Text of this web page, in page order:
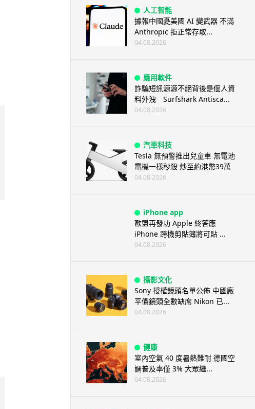
人工智能
據報中國憂美國 AI 變武器 不滿
Anthropic 拒正常存取...
04.08.2026
應用軟件
詐騙短訊源源不絕背後是個人資
料外洩 Surfshark Antisca...
04.08.2026
汽車科技
Tesla 無預警推出兒童車 無電池
電機一樣秒殺 炒至約港幣39萬
04.08.2026
iPhone app
歐盟再發功 Apple 終答應
iPhone 跨機剪貼簿將可貼 ...
04.08.2026
攝影文化
Sony 授權鏡頭名單公佈 中國廠
平價鏡頭全數缺席 Nikon 已...
04.08.2026
健康
室內空氣 40 度暑熱難耐 德國空
調普及率僅 3% 大眾繼...
04.08.2026